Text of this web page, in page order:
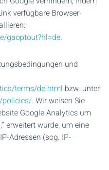
verfügbare Browser-
gaoptout?hl=de.
und
terms/de.html bzw. unter
policies/. Wir weisen Sie
Google Analytics um
erweitert wurde, um eine
Adressen (sog. IP-